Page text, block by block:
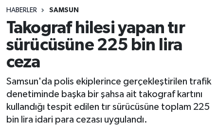
HABERLER SAMSUN
Takograf hilesi yapan tır
sürücüsüne 225 bin lira
ceza
Samsun'da polis ekiplerince gerçekleştirilen trafik
denetiminde başka bir şahsa ait takograf kartını
kullandığı tespit edilen tır sürücüsüne toplam 225
bin lira idari para cezası uygulandı.
Spor
Teknoloji
Yaşam